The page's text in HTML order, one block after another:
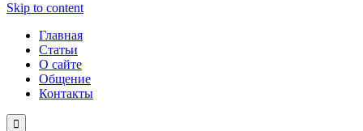
Skip to content
Главная
Статьи
О сайте
Общение
Контакты
